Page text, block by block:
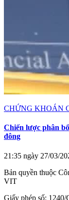
CHỨNG KHOÁN
Chiến lược phân
đông
21:35 ngày 27/03/
Bản quyền thuộc
VIT
Giấy phép số: